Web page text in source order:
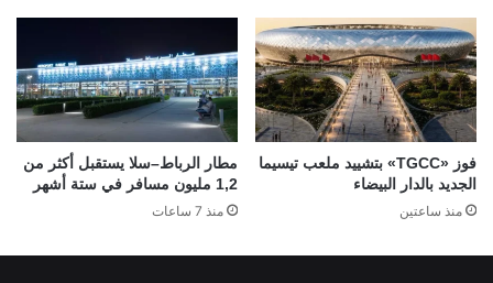
فوز «TGCC» بتشييد ملعب تيسيما
الجديد بالدار البيضاء
منذ ساعتين
مطار الرباط–سلا يستقبل أكثر من
1,2 مليون مسافر في ستة أشهر
منذ 7 ساعات